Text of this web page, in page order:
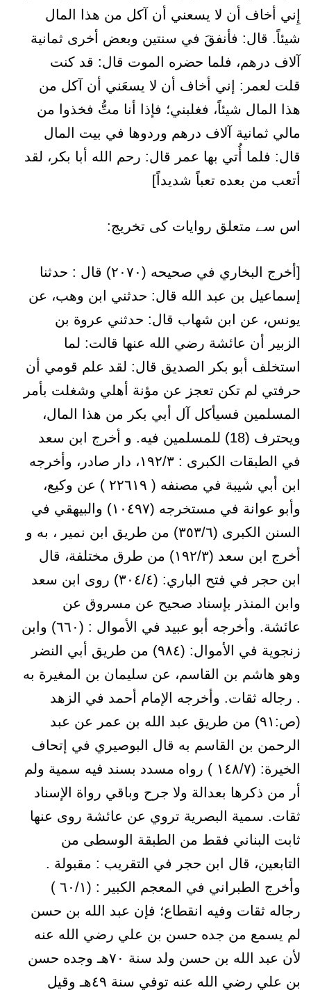
إِني أخاف أن لا يسعني أن آكل من هذا المال
شيئاً. قال: فأنفقَ في سنتين وبعض أخرى ثمانية
آلاف درهم، فلما حضره الموت قال: قد كنت
قلت لعمر: إني أخاف أن لا يسعَني أن آكل من
هذا المال شيئاً، فغلبني؛ فإذا أنا متُّ فخذوا من
مالي ثمانية آلاف درهم وردوها في بيت المال
قال: فلما أُتي بها عمر قال: رحم الله أبا بكر، لقد
أتعب من بعده تعباً شديداً]
اس سے متعلق روایات کی تخریج:
[أخرج البخاري في صحيحه (۲۰۷۰) قال : حدثنا
إسماعيل بن عبد الله قال: حدثني ابن وهب، عن
يونس، عن ابن شهاب قال: حدثني عروة بن
الزبير أن عائشة رضي الله عنها قالت: لما
استخلف أبو بكر الصديق قال: لقد علم قومي أن
حرفتي لم تكن تعجز عن مؤنة أهلي وشغلت بأمر
المسلمين فسيأكل آل أبي بكر من هذا المال،
ويحترف (18) للمسلمين فيه. و أخرج ابن سعد
في الطبقات الكبرى : ۱۹۲/۳، دار صادر، وأخرجه
ابن أبي شيبة في مصنفه ( ٢٢٦١٩ ) عن وكيع،
وأبو عوانة في مستخرجه (۱۰٤۹۷) والبيهقي في
السنن الكبرى (٣٥٣/٦) من طريق ابن نمیر ، به و
أخرج ابن سعد (۱۹۲/۳) من طرق مختلفة، قال
ابن حجر في فتح الباري: (٣٠٤/٤) روى ابن سعد
وابن المنذر بإسناد صحيح عن مسروق عن
عائشة. وأخرجه أبو عبيد في الأموال : (٦٦٠) وابن
زنجوية في الأموال: (٩٨٤) من طريق أبي النضر
وهو هاشم بن القاسم، عن سليمان بن المغيرة به
. رجاله ثقات. وأخرجه الإمام أحمد في الزهد
(ص:۹۱) من طريق عبد الله بن عمر عن عبد
الرحمن بن القاسم به قال البوصيري في إتحاف
الخيرة: (١٤٨/٧ ) رواه مسدد بسند فيه سمية ولم
أر من ذكرها بعدالة ولا جرح وباقي رواة الإسناد
ثقات. سمية البصرية تروي عن عائشة روى عنها
ثابت البناني فقط من الطبقة الوسطى من
التابعين، قال ابن حجر في التقريب : مقبولة .
وأخرج الطبراني في المعجم الكبير : (٦٠/١ )
رجاله ثقات وفيه انقطاع؛ فإن عبد الله بن حسن
لم يسمع من جده حسن بن علي رضي الله عنه
لأن عبد الله بن حسن ولد سنة ٧٠هـ وجده حسن
بن علي رضي الله عنه توفي سنة ٤٩هـ وقيل